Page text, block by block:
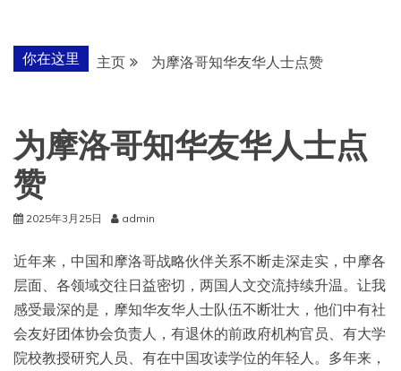
你在这里 主页 为摩洛哥知华友华人士点赞
为摩洛哥知华友华人士点
赞
2025年3月25日 admin
近年来，中国和摩洛哥战略伙伴关系不断走深走实，中摩各
层面、各领域交往日益密切，两国人文交流持续升温。让我
感受最深的是，摩知华友华人士队伍不断壮大，他们中有社
会友好团体协会负责人，有退休的前政府机构官员、有大学
院校教授研究人员、有在中国攻读学位的年轻人。多年来，